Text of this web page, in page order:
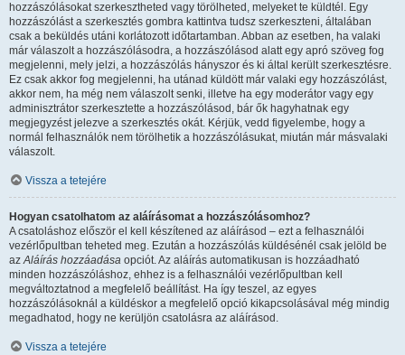
hozzászólásokat szerkesztheted vagy törölheted, melyeket te küldtél. Egy
hozzászólást a szerkesztés gombra kattintva tudsz szerkeszteni, általában
csak a beküldés utáni korlátozott időtartamban. Abban az esetben, ha valaki
már válaszolt a hozzászólásodra, a hozzászólásod alatt egy apró szöveg fog
megjelenni, mely jelzi, a hozzászólás hányszor és ki által került szerkesztésre.
Ez csak akkor fog megjelenni, ha utánad küldött már valaki egy hozzászólást,
akkor nem, ha még nem válaszolt senki, illetve ha egy moderátor vagy egy
adminisztrátor szerkesztette a hozzászólásod, bár ők hagyhatnak egy
megjegyzést jelezve a szerkesztés okát. Kérjük, vedd figyelembe, hogy a
normál felhasználók nem törölhetik a hozzászólásukat, miután már másvalaki
válaszolt.
Vissza a tetejére
Hogyan csatolhatom az aláírásomat a hozzászólásomhoz?
A csatoláshoz először el kell készítened az aláírásod – ezt a felhasználói
vezérlőpultban teheted meg. Ezután a hozzászólás küldésénél csak jelöld be
azAláírás hozzáadása opciót. Az aláírás automatikusan is hozzáadható
minden hozzászóláshoz, ehhez is a felhasználói vezérlőpultban kell
megváltoztatnod a megfelelő beállítást. Ha így teszel, az egyes
hozzászólásoknál a küldéskor a megfelelő opció kikapcsolásával még mindig
megadhatod, hogy ne kerüljön csatolásra az aláírásod.
Vissza a tetejére